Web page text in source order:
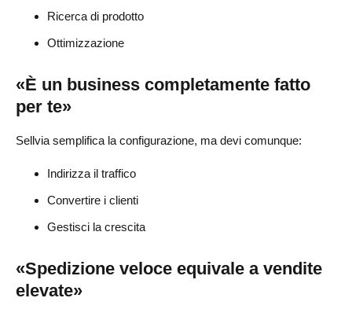
Ricerca di prodotto
Ottimizzazione
«È un business completamente fatto
per te»
Sellvia semplifica la configurazione, ma devi comunque:
Indirizza il traffico
Convertire i clienti
Gestisci la crescita
«Spedizione veloce equivale a vendite
elevate»